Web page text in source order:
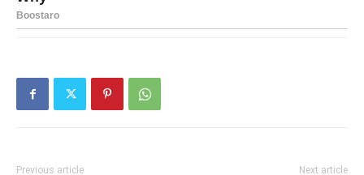
Previous article Next article